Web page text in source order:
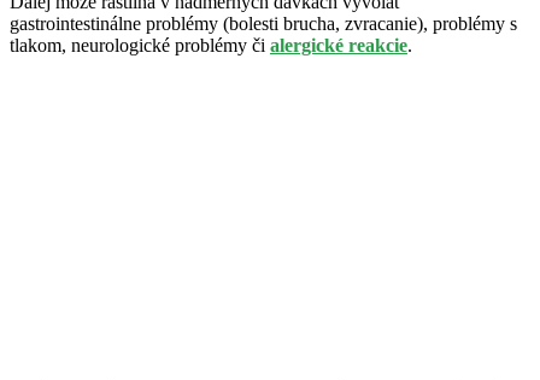
gastrointestinálne problémy (bolesti brucha, zvracanie), problémy s
tlakom, neurologické problémy či alergické reakcie.